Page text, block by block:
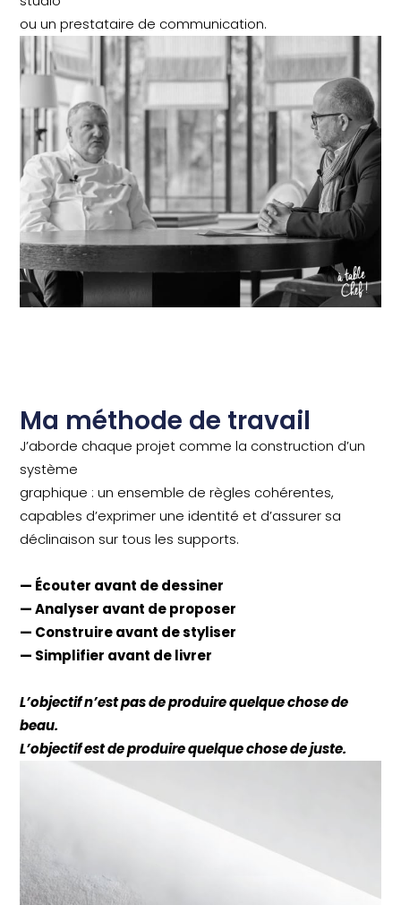
ou un prestataire de communication.
Ma méthode de travail
J’aborde chaque projet comme la construction d’un
système
graphique : un ensemble de règles cohérentes,
capables d’exprimer une identité et d’assurer sa
déclinaison sur tous les supports.
— Écouter avant de dessiner
— Analyser avant de proposer
— Construire avant de styliser
— Simplifier avant de livrer
L’objectif n’est pas de produire quelque chose de
beau.
L’objectif est de produire quelque chose de juste.